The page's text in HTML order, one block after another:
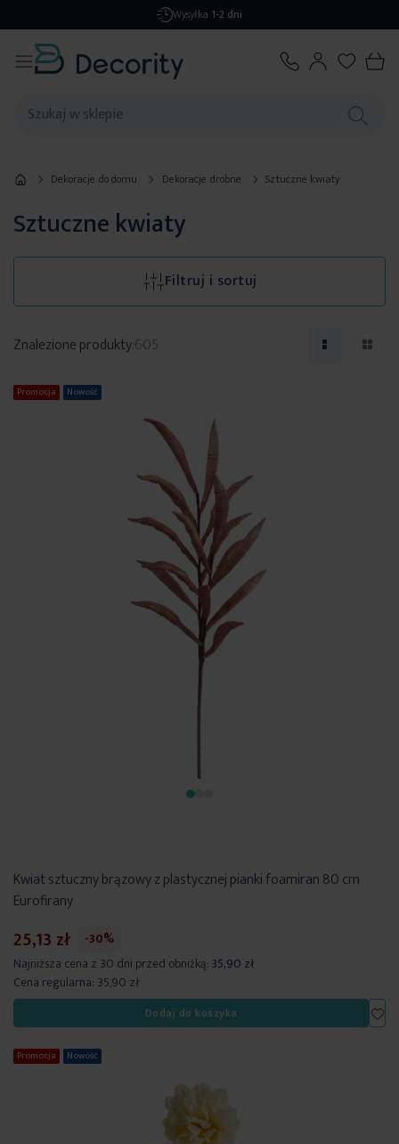
Darmowa dostawaod 299,99 zł
Dekoracje do domu Dekoracje drobne Sztuczne kwiaty
Sztuczne kwiaty
Filtruj i sortuj
Znalezione produkty:605
Promocja Nowość
Kwiat sztuczny brązowy z plastycznej pianki foamiran 80 cm
Eurofirany
25,13 zł
-30%
Najniższa cena z 30 dni przed obniżką:35,90 zł
Cena regularna: 35,90 zł
Dodaj do koszyka
Promocja Nowość